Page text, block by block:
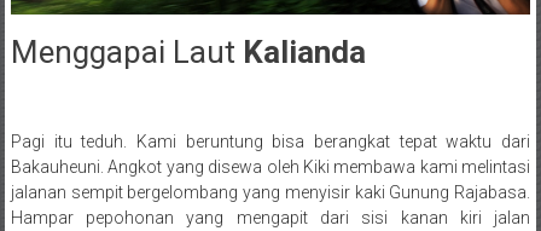
19 February 2017
Menggapai Laut Kalianda
Posted By: wirawan
Pagi itu teduh. Kami beruntung bisa berangkat tepat waktu dari
Bakauheuni. Angkot yang disewa oleh Kiki membawa kami melintasi
jalanan sempit bergelombang yang menyisir kaki Gunung Rajabasa.
Hampar pepohonan yang mengapit dari sisi kanan kiri jalan